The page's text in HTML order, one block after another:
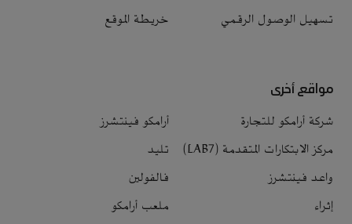
تسهيل الوصول الرقمي
خريطة الموقع
مواقع أخرى
شركة أرامكو للتجارة
أرامكو فينتشرز
مركز الابتكارات المتقدمة (LAB7)
تليد
واعد فينتشرز
فالفولين
إثراء
ملعب أرامكو